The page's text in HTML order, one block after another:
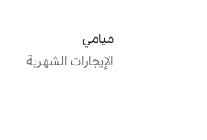
ميامي
الإيجارات الشهرية